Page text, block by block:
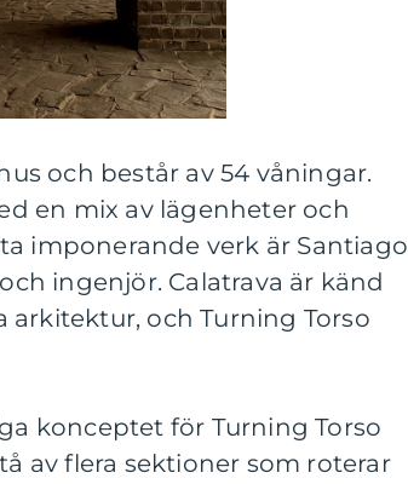
och består av 54 våningar.
en mix av lägenheter och
imponerande verk är Santiago
ingenjör. Calatrava är känd
och Turning Torso
konceptet för Turning Torso
av flera sektioner som roterar